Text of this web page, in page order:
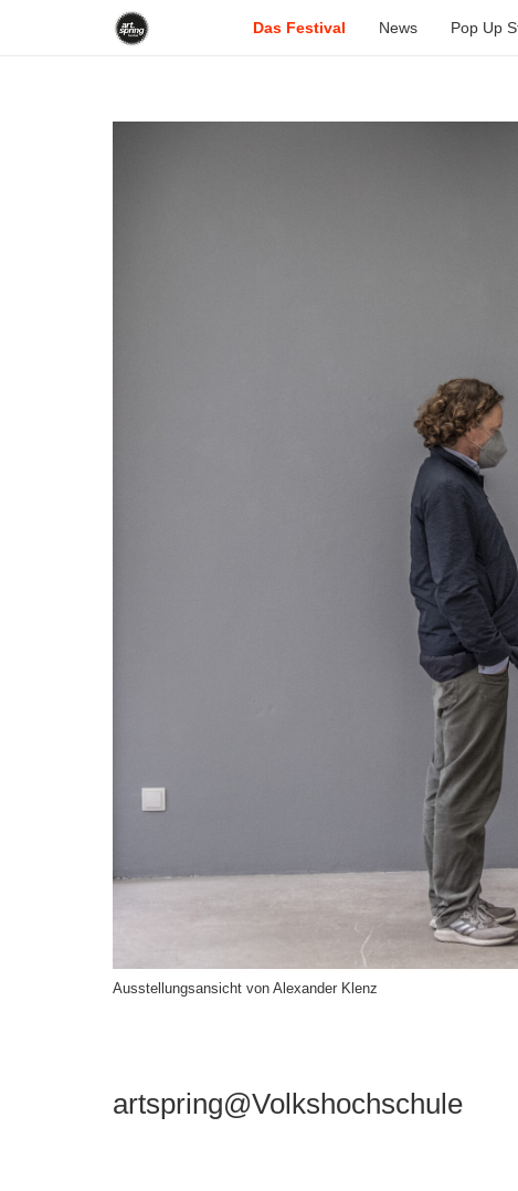
Das Festival News Pop Up
Ausstellungsansicht von Alexander Klenz
artspring@Volkshochschule